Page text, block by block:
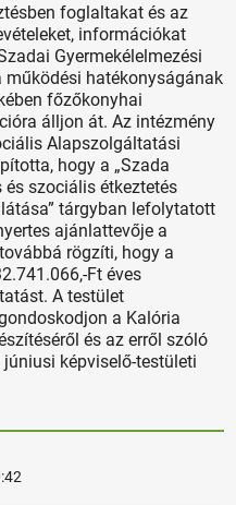
foglaltakat és az
információkat
Gyermekélelmezési
működési hatékonyságának
főzőkonyhai
álljon át. Az intézmény
Alapszolgáltatási
hogy a „Szada
és szociális étkeztetés
tárgyban lefolytatott
ajánlattevője a
rögzíti, hogy a
Ft éves
A testület
a Kalória
és az erről szóló
képviselő-testületi